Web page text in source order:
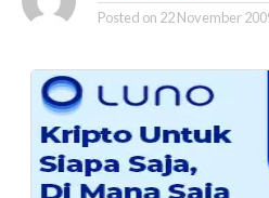
Posted on 22 November